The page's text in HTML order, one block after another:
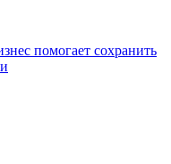
помогает сохранить